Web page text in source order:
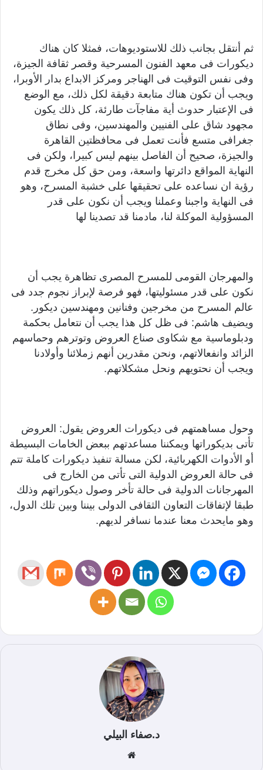
ثم أنتقل بجانب ذلك للاستوديوهات، فمثلا كان هناك
ديكورات فى معهد الفنون المسرحية وقصر ثقافة الجيزة،
وفى نفس التوقيت فى الهناجر ومركز الابداع بدار الأوبرا،
ويجب أن تكون هناك متابعة دقيقة لكل ذلك، مع الوضع
فى الإعتبار حدوث أية مفاجآت طارئة، كل ذلك يكون
مجهود شاق على الفنيين والمهندسين، وفى نطاق
جغرافى متسع فأنت تعمل فى محافظتين القاهرة
والجيزة، صحيح أن الفاصل بينهم ليس كبيرا، ولكن فى
النهاية المواقع دائرتها واسعة، ومن حق كل مخرج قدم
رؤية ان نساعده على تحقيقها على خشبة المسرح، وهو
فى النهاية واجبنا وعملنا ويجب أن نكون على قدر
المسؤولية الموكلة لنا، مادمنا قد تصدينا لها
والمهرجان القومى للمسرح المصرى تظاهرة يجب أن
نكون على قدر مسئوليتها، فهو فرصة لإبراز نجوم جدد فى
عالم المسرح من مخرجين وفنانين ومهندسين ديكور.
ويضيف هاشم: فى ظل كل هذا يجب أن نتعامل بحكمة
ودبلوماسية مع شكاوى صناع العروض وتوترهم وحماسهم
الزائد وانفعالاتهم، ونحن مقدرين أنهم زملائنا وأولادنا
ويجب أن نحتويهم ونحل مشكلاتهم.
وحول مساهمتهم فى ديكورات العروض يقول: العروض
تأتى بديكوراتها ويمكننا مساعدتهم ببعض الخامات البسيطة
أو الأدوات الكهربائية، لكن مسالة تنفيذ ديكورات كاملة تتم
فى حالة العروض الدولية التى تأتى من الخارج فى
المهرجانات الدولية فى حالة تأخر وصول ديكوراتهم وذلك
طبقا لإتفاقات التعاون الثقافى الدولى بيننا وبين تلك الدول،
وهو مايحدث معنا عندما نسافر لديهم.
د.صفاء البيلي